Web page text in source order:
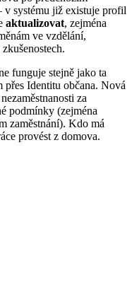
v systému již existuje profil
aktualizovat, zejména
ve vzdělání,
funguje stejně jako ta
přes Identitu občana. Nová
za
podmínky (zejména
zaměstnání). Kdo má
provést z domova.